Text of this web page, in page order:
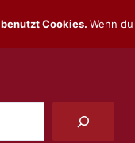
Cookies. Wenn